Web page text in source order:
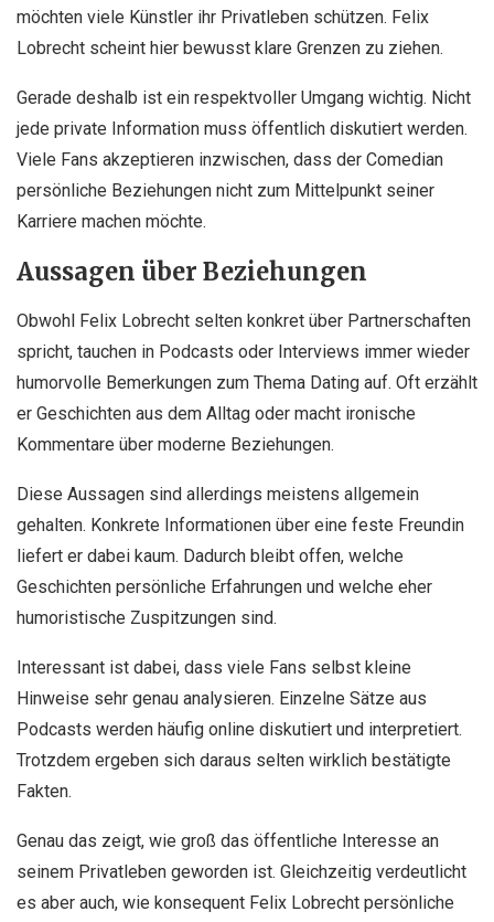
möchten viele Künstler ihr Privatleben schützen. Felix
Lobrecht scheint hier bewusst klare Grenzen zu ziehen.
Gerade deshalb ist ein respektvoller Umgang wichtig. Nicht
jede private Information muss öffentlich diskutiert werden.
Viele Fans akzeptieren inzwischen, dass der Comedian
persönliche Beziehungen nicht zum Mittelpunkt seiner
Karriere machen möchte.
Aussagen über Beziehungen
Obwohl Felix Lobrecht selten konkret über Partnerschaften
spricht, tauchen in Podcasts oder Interviews immer wieder
humorvolle Bemerkungen zum Thema Dating auf. Oft erzählt
er Geschichten aus dem Alltag oder macht ironische
Kommentare über moderne Beziehungen.
Diese Aussagen sind allerdings meistens allgemein
gehalten. Konkrete Informationen über eine feste Freundin
liefert er dabei kaum. Dadurch bleibt offen, welche
Geschichten persönliche Erfahrungen und welche eher
humoristische Zuspitzungen sind.
Interessant ist dabei, dass viele Fans selbst kleine
Hinweise sehr genau analysieren. Einzelne Sätze aus
Podcasts werden häufig online diskutiert und interpretiert.
Trotzdem ergeben sich daraus selten wirklich bestätigte
Fakten.
Genau das zeigt, wie groß das öffentliche Interesse an
seinem Privatleben geworden ist. Gleichzeitig verdeutlicht
es aber auch, wie konsequent Felix Lobrecht persönliche